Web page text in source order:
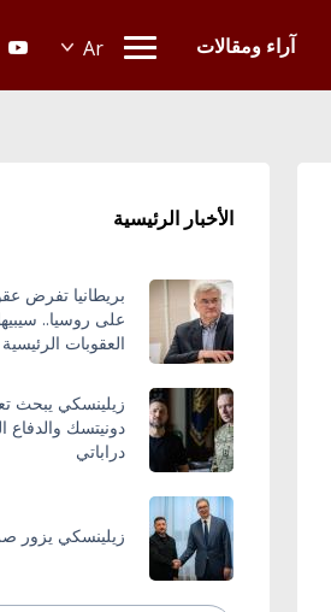
آراء ومقالات
الأخبار الرئيسية
بريطانيا تفرض
على روسيا..
العقوبات الرئيسية
زيلينسكي يبحث
دونيتسك والدفاع
دراباتي
زيلينسكي يزور